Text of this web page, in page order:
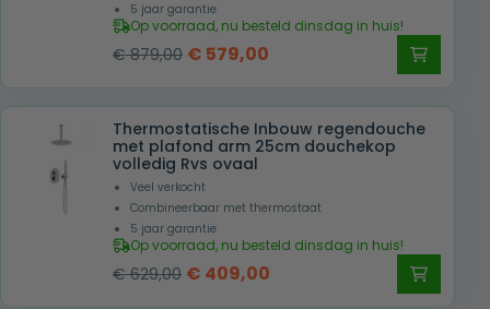
5 jaar garantie
Op voorraad, nu besteld dinsdag in huis!
€879,00 Oorspronkelijke
was:
€ 879,00.
€ 579,00
is:
€ 579,00.
Thermostatische Inbouw regendouche
met plafond arm 25cm douchekop
volledig Rvs ovaal
Veel verkocht
Combineerbaar met thermostaat
5 jaar garantie
Op voorraad, nu besteld dinsdag in huis!
€629,00 Oorspronkelijke
€ 409,00